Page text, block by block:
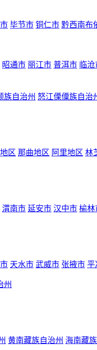
毕节市 铜仁市 黔西南布
昭通市 丽江市 普洱市 临
族自治州 怒江傈僳族自治
区 那曲地区 阿里地区 林
渭南市 延安市 汉中市 榆林
天水市 武威市 张掖市 平
州
黄南藏族自治州 海南藏